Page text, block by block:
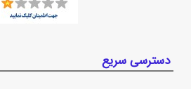
دسترسی سریع